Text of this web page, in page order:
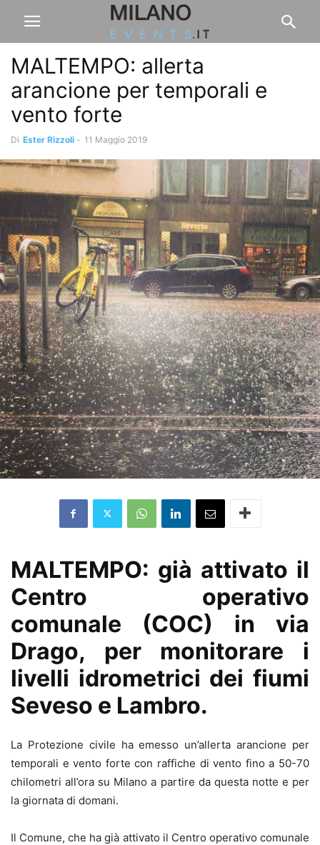
MALTEMPO: allerta
arancione per temporali e
vento forte
Di Ester Rizzoli - 11 Maggio 2019
MALTEMPO: già attivato il
Centro operativo
comunale (COC) in via
Drago, per monitorare i
livelli idrometrici dei fiumi
Seveso e Lambro.
La Protezione civile ha emesso un’allerta arancione per
temporali e vento forte con raffiche di vento fino a 50-70
chilometri all’ora su Milano a partire da questa notte e per
la giornata di domani.
Il Comune, che ha già attivato il Centro operativo comunale